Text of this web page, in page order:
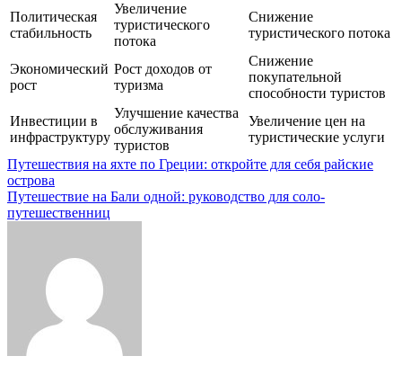
Политическая
стабильность
Увеличение
туристического
потока
Снижение
туристического потока
Экономический
рост
Рост доходов от
туризма
Снижение
покупательной
способности туристов
Инвестиции в
инфраструктуру
Улучшение качества
обслуживания
туристов
Увеличение цен на
туристические услуги
Навигация
по
записям
Путешествия на яхте по Греции: откройте для себя райские
острова
Путешествие на Бали одной: руководство для соло-
путешественниц